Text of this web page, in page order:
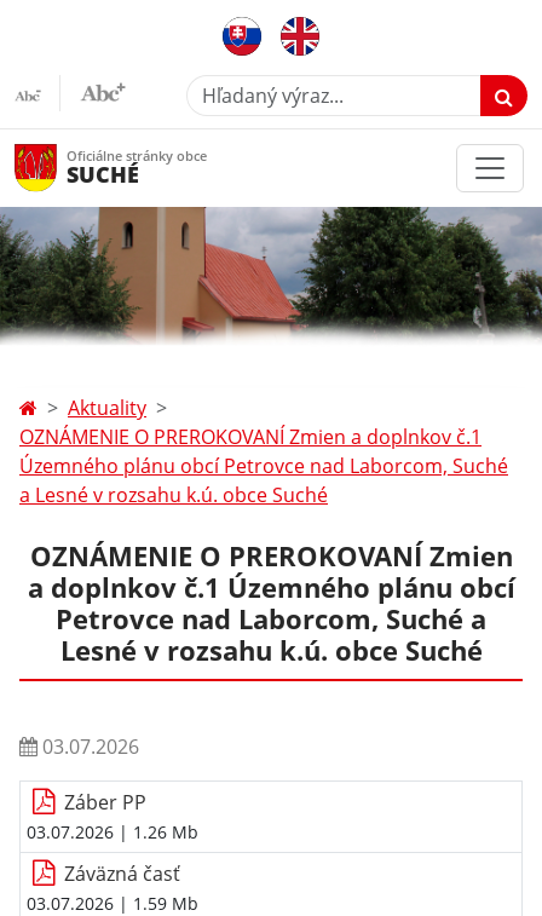
Hľadaný výraz...
Oficiálne stránky obce
SUCHÉ
Aktuality
OZNÁMENIE O PREROKOVANÍ Zmien a doplnkov č.1
Územného plánu obcí Petrovce nad Laborcom, Suché
a Lesné v rozsahu k.ú. obce Suché
OZNÁMENIE O PREROKOVANÍ Zmien
a doplnkov č.1 Územného plánu obcí
Petrovce nad Laborcom, Suché a
Lesné v rozsahu k.ú. obce Suché
03.07.2026
Záber PP
03.07.2026 | 1.26 Mb
Záväzná časť
03.07.2026 | 1.59 Mb